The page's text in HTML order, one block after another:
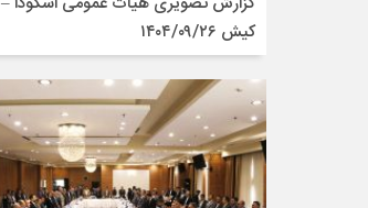
کیش ۱۴۰۴/۰۹/۲۶